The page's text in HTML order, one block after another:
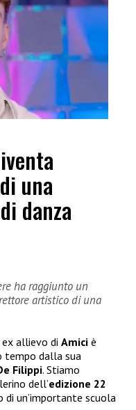
una
danza
ha raggiunto un
artistico di una
allievo di Amici è
tempo dalla sua
Filippi. Stiamo
dell’edizione 22
un’importante scuola